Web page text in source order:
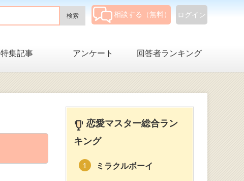
ログイン
相談する（無料）
特集記事 アンケート 回答者ランキング
恋愛マスター総合ラン
キング
1 ミラクルボーイ